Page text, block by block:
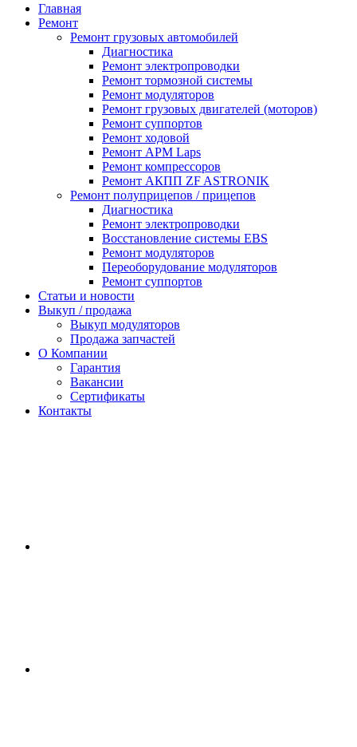
Главная
Ремонт
Ремонт грузовых автомобилей
Диагностика
Ремонт электропроводки
Ремонт тормозной системы
Ремонт модуляторов
Ремонт грузовых двигателей (моторов)
Ремонт суппортов
Ремонт ходовой
Ремонт APM Laps
Ремонт компрессоров
Ремонт АКПП ZF ASTRONIK
Ремонт полуприцепов / прицепов
Диагностика
Ремонт электропроводки
Восстановление системы EBS
Ремонт модуляторов
Переоборудование модуляторов
Ремонт суппортов
Статьи и новости
Выкуп / продажа
Выкуп модуляторов
Продажа запчастей
О Компании
Гарантия
Вакансии
Сертификаты
Контакты